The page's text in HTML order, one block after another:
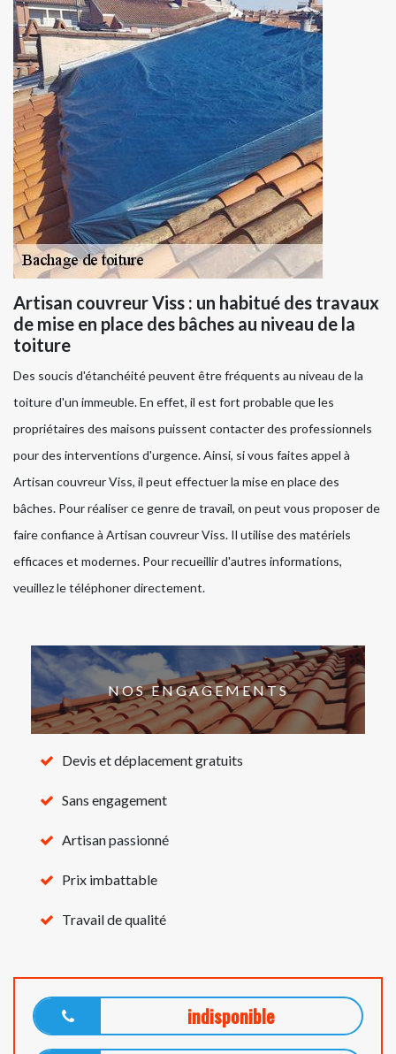
Artisan couvreur Viss : un habitué des travaux
de mise en place des bâches au niveau de la
toiture
Des soucis d'étanchéité peuvent être fréquents au niveau de la
toiture d'un immeuble. En effet, il est fort probable que les
propriétaires des maisons puissent contacter des professionnels
pour des interventions d'urgence. Ainsi, si vous faites appel à
Artisan couvreur Viss, il peut effectuer la mise en place des
bâches. Pour réaliser ce genre de travail, on peut vous proposer de
faire confiance à Artisan couvreur Viss. Il utilise des matériels
efficaces et modernes. Pour recueillir d'autres informations,
veuillez le téléphoner directement.
NOS ENGAGEMENTS
Devis et déplacement gratuits
Sans engagement
Artisan passionné
Prix imbattable
Travail de qualité
indisponible